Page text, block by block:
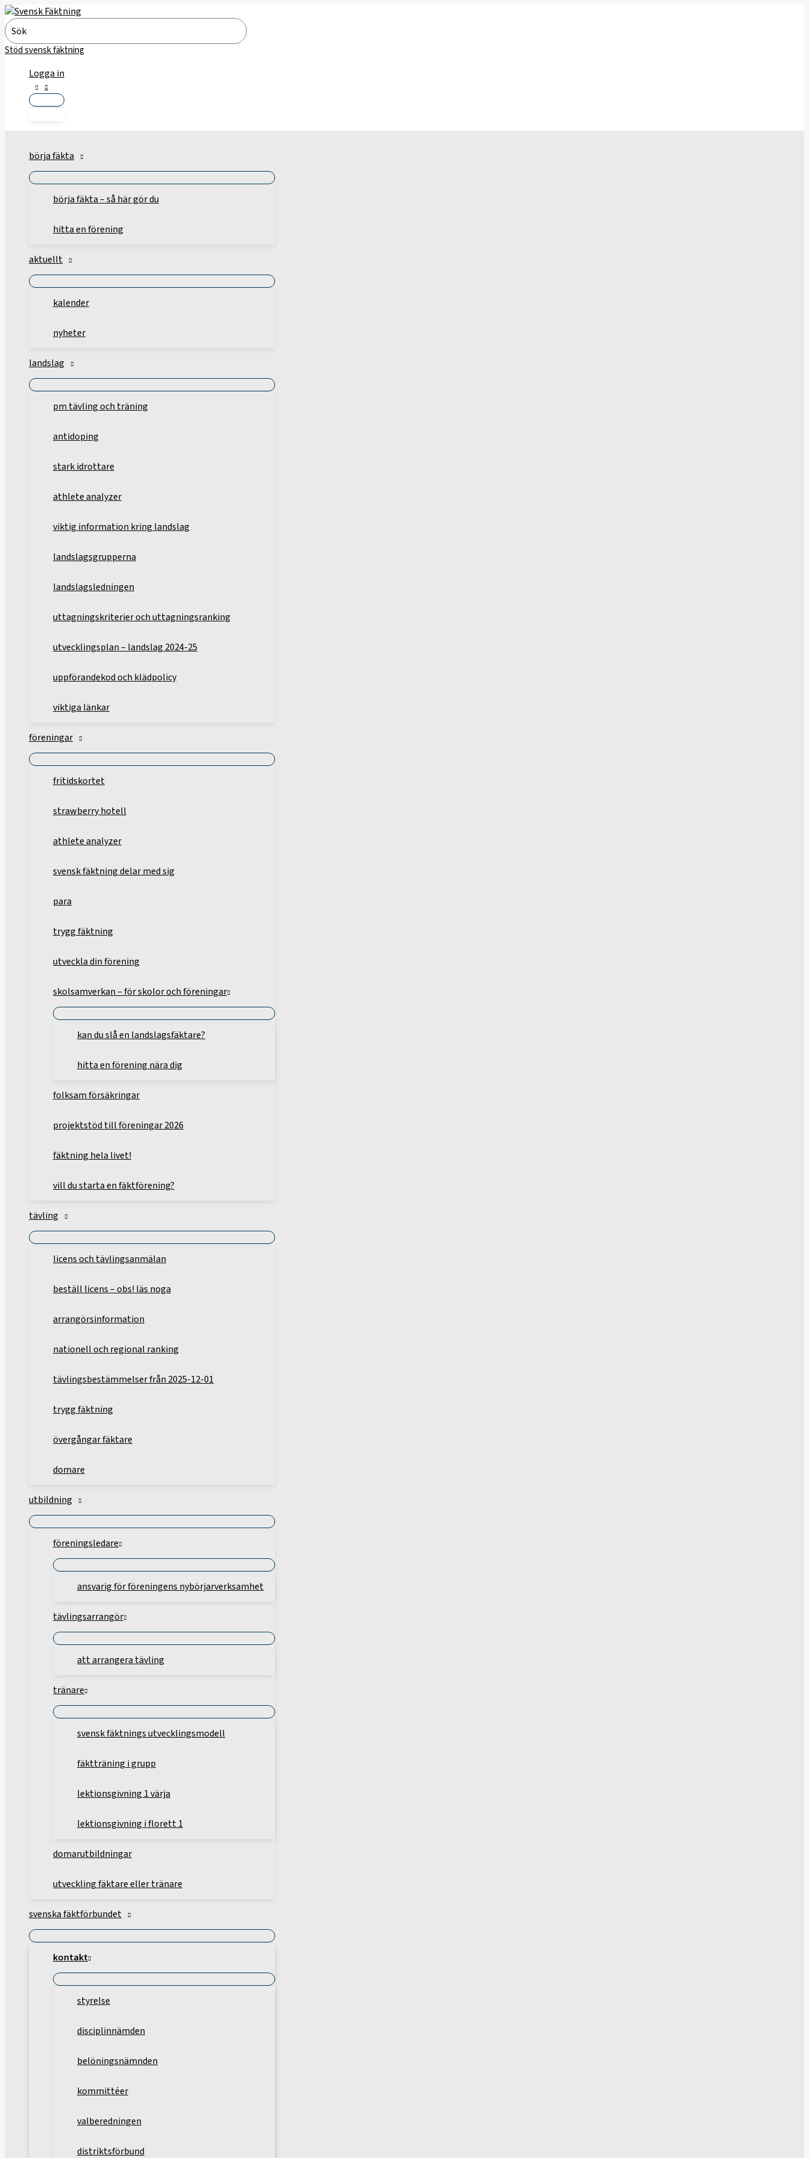
Hoppa
till
innehåll
Search
for:
Stöd svensk fäktning
Logga in
börja fäkta
börja fäkta – så här gör du
hitta en förening
aktuellt
kalender
nyheter
landslag
pm tävling och träning
antidoping
stark idrottare
athlete analyzer
viktig information kring landslag
landslagsgrupperna
landslagsledningen
uttagningskriterier och uttagningsranking
utvecklingsplan – landslag 2024-25
uppförandekod och klädpolicy
viktiga länkar
föreningar
fritidskortet
strawberry hotell
athlete analyzer
svensk fäktning delar med sig
para
trygg fäktning
utveckla din förening
skolsamverkan – för skolor och föreningar
kan du slå en landslagsfäktare?
hitta en förening nära dig
folksam försäkringar
projektstöd till föreningar 2026
fäktning hela livet!
vill du starta en fäktförening?
tävling
licens och tävlingsanmälan
beställ licens – obs! läs noga
arrangörsinformation
nationell och regional ranking
tävlingsbestämmelser från 2025-12-01
trygg fäktning
övergångar fäktare
domare
utbildning
föreningsledare
ansvarig för föreningens nybörjarverksamhet
tävlingsarrangör
att arrangera tävling
tränare
svensk fäktnings utvecklingsmodell
fäktträning i grupp
lektionsgivning 1 värja
lektionsgivning i florett 1
domarutbildningar
utveckling fäktare eller tränare
svenska fäktförbundet
kontakt
styrelse
disciplinnämden
belöningsnämnden
kommittéer
valberedningen
distriktsförbund